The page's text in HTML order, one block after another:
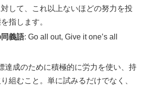
対して、これ以上ないほどの努力を投
指します。
義語: Go all out, Give it one’s all
達成のために積極的に労力を使い、持
組むこと。単に試みるだけでなく、